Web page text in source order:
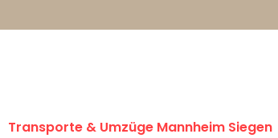
Transporte & Umzüge Mannheim Siegen